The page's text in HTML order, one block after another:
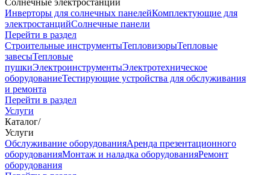
Солнечные электростанции
Инверторы для солнечных панелейКомплектующие для
электростанцийСолнечные панели
Перейти в раздел
Строительные инструментыТепловизорыТепловые
завесыТепловые
пушкиЭлектроинструментыЭлектротехническое
оборудованиеТестирующие устройства для обслуживания
и ремонта
Перейти в раздел
Услуги
Каталог/
Услуги
Oбслуживание оборудованияАренда презентационного
оборудованияМонтаж и наладка оборудованияРемонт
оборудования